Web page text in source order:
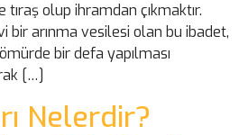
tıraş olup ihramdan çıkmaktır.
bir arınma vesilesi olan bu ibadet,
bir defa yapılması
[…]
Nelerdir?